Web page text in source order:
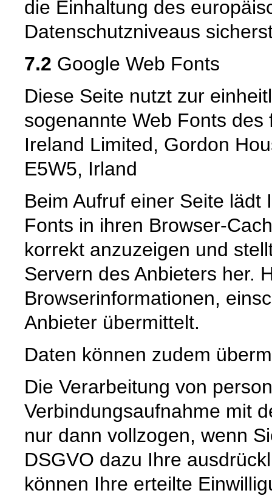
die Einhaltung des
Datenschutzniveaus
7.2 Google Web Fonts
Diese Seite nutzt zur
sogenannte Web Fonts
Ireland Limited, Gordon
E5W5, Irland
Beim Aufruf einer Seite
Fonts in ihren Browser-
korrekt anzuzeigen und
Servern des Anbieters her.
Browserinformationen,
Anbieter übermittelt.
Daten können zudem
Die Verarbeitung von
Verbindungsaufnahme mit
nur dann vollzogen, wenn
DSGVO dazu Ihre
können Ihre erteilte